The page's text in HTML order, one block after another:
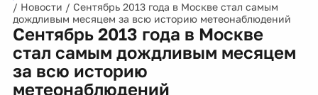
/ Новости / Сентябрь 2013 года в Москве стал самым
дождливым месяцем за всю историю метеонаблюдений
Сентябрь 2013 года в Москве
стал самым дождливым месяцем
за всю историю
метеонаблюдений